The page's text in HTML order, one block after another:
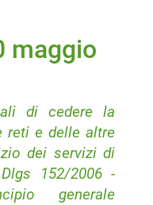
maggio
di cedere la
reti e delle altre
dei servizi di
152/2006 -
generale